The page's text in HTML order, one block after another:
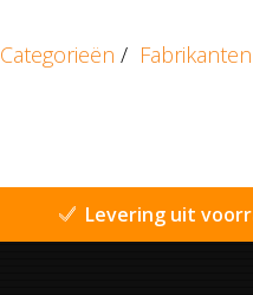
Categorieën / Fabrikanten
Levering uit